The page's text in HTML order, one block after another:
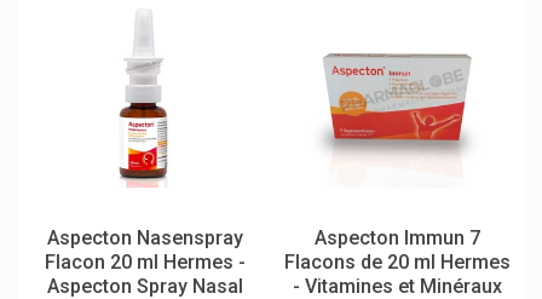
Insect Ecran Cooper
Intact Bonbons Au Dextrose
Ipsen
Aspecton Nasenspray
Flacon 20 ml Hermes -
Aspecton Spray Nasal
Aspecton Immun 7
Flacons de 20 ml Hermes
- Vitamines et Minéraux